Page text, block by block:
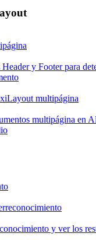
y Footer para
multipágina
multipágina en
y ver los